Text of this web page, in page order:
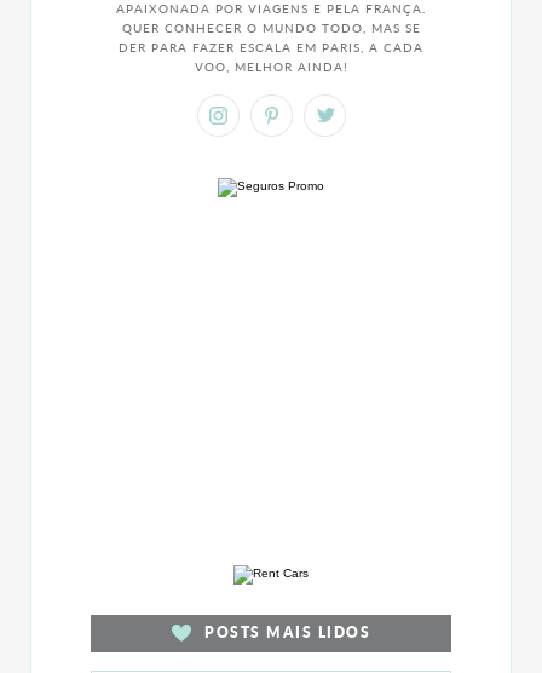
APAIXONADA POR VIAGENS E PELA FRANÇA.
QUER CONHECER O MUNDO TODO, MAS SE
DER PARA FAZER ESCALA EM PARIS, A CADA
VOO, MELHOR AINDA!
POSTS MAIS LIDOS